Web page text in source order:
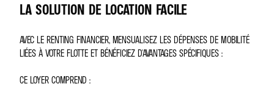
LA SOLUTION DE LOCATION FACILE
AVEC LE RENTING FINANCIER, MENSUALISEZ LES DÉPENSES DE MOBILITÉ
LIÉES À VOTRE FLOTTE ET BÉNÉFICIEZ D'AVANTAGES SPÉCIFIQUES :
CE LOYER COMPREND :